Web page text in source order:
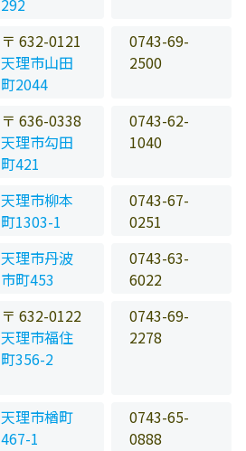
292
〒 632-0121
天理市山田
町2044
0743-69-
2500
〒 636-0338
天理市勾田
町421
0743-62-
1040
天理市柳本
町1303-1
0743-67-
0251
天理市丹波
市町453
0743-63-
6022
〒 632-0122
天理市福住
町356-2
0743-69-
2278
天理市楢町
467-1
0743-65-
0888